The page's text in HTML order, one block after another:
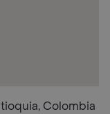
Colombia